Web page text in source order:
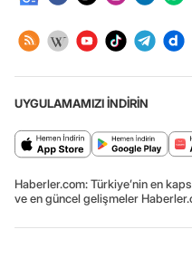
UYGULAMAMIZI İNDİRİN
Haberler.com: Türkiye’nin en
ve en güncel gelişmeler